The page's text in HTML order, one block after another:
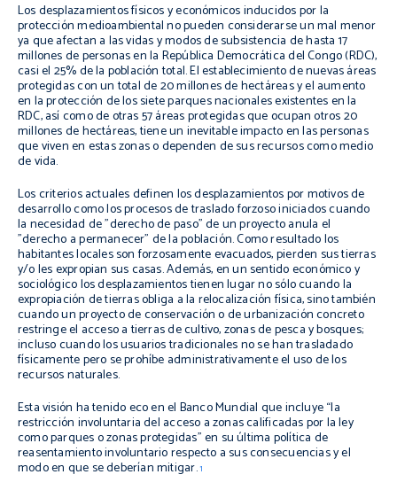
Los desplazamientos físicos y económicos inducidos por la
protección medioambiental no pueden considerarse un mal menor
ya que afectan a las vidas y modos de subsistencia de hasta 17
millones de personas en la República Democrática del Congo (RDC),
casi el 25% de la población total. El establecimiento de nuevas áreas
protegidas con un total de 20 millones de hectáreas y el aumento
en la protección de los siete parques nacionales existentes en la
RDC, así como de otras 57 áreas protegidas que ocupan otros 20
millones de hectáreas, tiene un inevitable impacto en las personas
que viven en estas zonas o dependen de sus recursos como medio
de vida.
Los criterios actuales definen los desplazamientos por motivos de
desarrollo como los procesos de traslado forzoso iniciados cuando
la necesidad de "derecho de paso" de un proyecto anula el
"derecho a permanecer" de la población. Como resultado los
habitantes locales son forzosamente evacuados, pierden sus tierras
y/o les expropian sus casas. Además, en un sentido económico y
sociológico los desplazamientos tienen lugar no sólo cuando la
expropiación de tierras obliga a la relocalización física, sino también
cuando un proyecto de conservación o de urbanización concreto
restringe el acceso a tierras de cultivo, zonas de pesca y bosques;
incluso cuando los usuarios tradicionales no se han trasladado
físicamente pero se prohíbe administrativamente el uso de los
recursos naturales.
Esta visión ha tenido eco en el Banco Mundial que incluye “la
restricción involuntaria del acceso a zonas calificadas por la ley
como parques o zonas protegidas” en su última política de
reasentamiento involuntario respecto a sus consecuencias y el
modo en que se deberían mitigar. 1